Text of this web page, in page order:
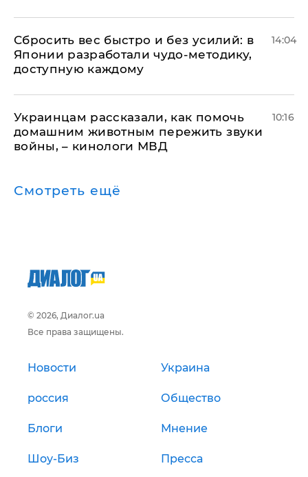
Сбросить вес быстро и без усилий: в
Японии разработали чудо-методику,
доступную каждому
14:04
Украинцам рассказали, как помочь
домашним животным пережить звуки
войны, – кинологи МВД
10:16
Смотреть ещё
© 2026, Диалог.ua
Все права защищены.
Новости Украина
россия Общество
Блоги Мнение
Шоу-Биз Пресса